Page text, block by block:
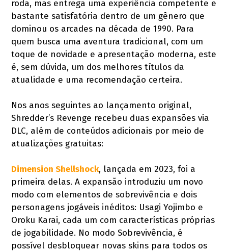
roda, mas entrega uma experiência competente e
bastante satisfatória dentro de um gênero que
dominou os arcades na década de 1990. Para
quem busca uma aventura tradicional, com um
toque de novidade e apresentação moderna, este
é, sem dúvida, um dos melhores títulos da
atualidade e uma recomendação certeira.
Nos anos seguintes ao lançamento original,
Shredder’s Revenge recebeu duas expansões via
DLC, além de conteúdos adicionais por meio de
atualizações gratuitas:
Dimension Shellshock, lançada em 2023, foi a
primeira delas. A expansão introduziu um novo
modo com elementos de sobrevivência e dois
personagens jogáveis inéditos: Usagi Yojimbo e
Oroku Karai, cada um com características próprias
de jogabilidade. No modo Sobrevivência, é
possível desbloquear novas skins para todos os